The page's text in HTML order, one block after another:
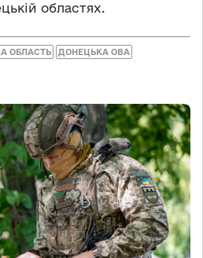
областях.
ОБЛАСТЬ ДОНЕЦЬКА ОВА